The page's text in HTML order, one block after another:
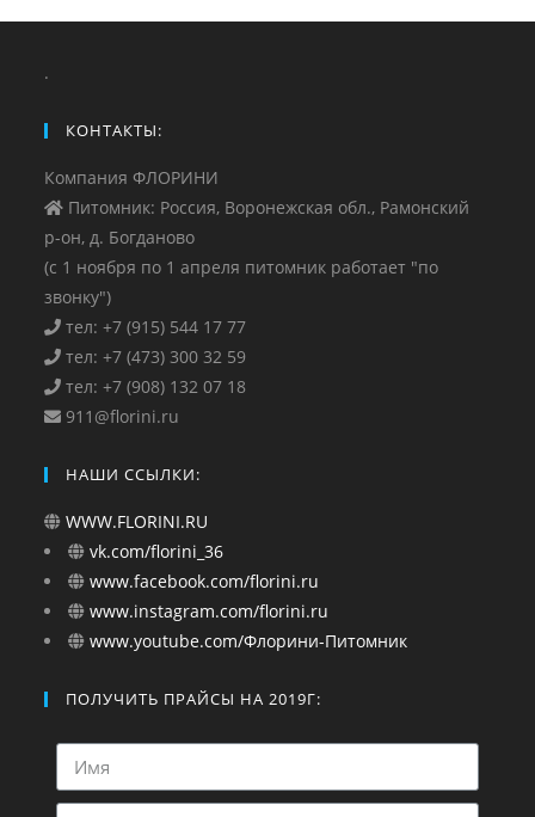
.
КОНТАКТЫ:
Компания ФЛОРИНИ
Питомник: Россия, Воронежская обл., Рамонский
р-он, д. Богданово
(с 1 ноября по 1 апреля питомник работает "по
звонку")
тел: +7 (915) 544 17 77
тел: +7 (473) 300 32 59
тел: +7 (908) 132 07 18
911@florini.ru
НАШИ ССЫЛКИ:
WWW.FLORINI.RU
vk.com/florini_36
www.facebook.com/florini.ru
www.instagram.com/florini.ru
www.youtube.com/Флорини-Питомник
ПОЛУЧИТЬ ПРАЙСЫ НА 2019Г: